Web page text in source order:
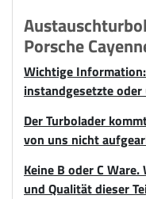
Porsche
Wichtige
instandgesetzte
Der Turbolader
von uns nicht
Keine B oder C
und Qualität dieser